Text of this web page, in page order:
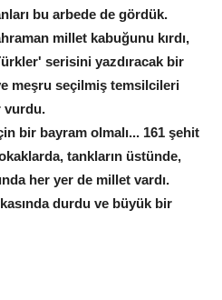
bu arbede de gördük.
millet kabuğunu kırdı,
serisini yazdıracak bir
meşru seçilmiş temsilcileri
vurdu.
bir bayram olmalı... 161 şehit
tankların üstünde,
her yer de millet vardı.
durdu ve büyük bir